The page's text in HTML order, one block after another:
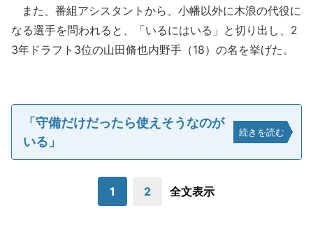
また、番組アシスタントから、小幡以外に木浪の代役に
なる選手を問われると、「いるにはいる」と切り出し、2
3年ドラフト3位の山田脩也内野手（18）の名を挙げた。
「守備だけだったら使えそうなのが
いる」
続きを読む
1 2 全文表示